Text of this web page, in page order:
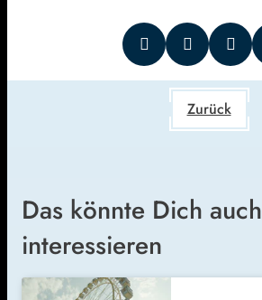
Zurück
Das könnte Dich auch
interessieren